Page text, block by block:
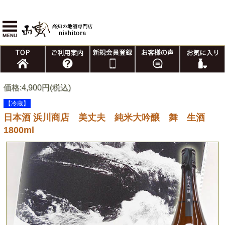
価格:4,900円(税込)
【冷蔵】
日本酒 浜川商店 美丈夫 純米大吟醸 舞 生酒
1800ml